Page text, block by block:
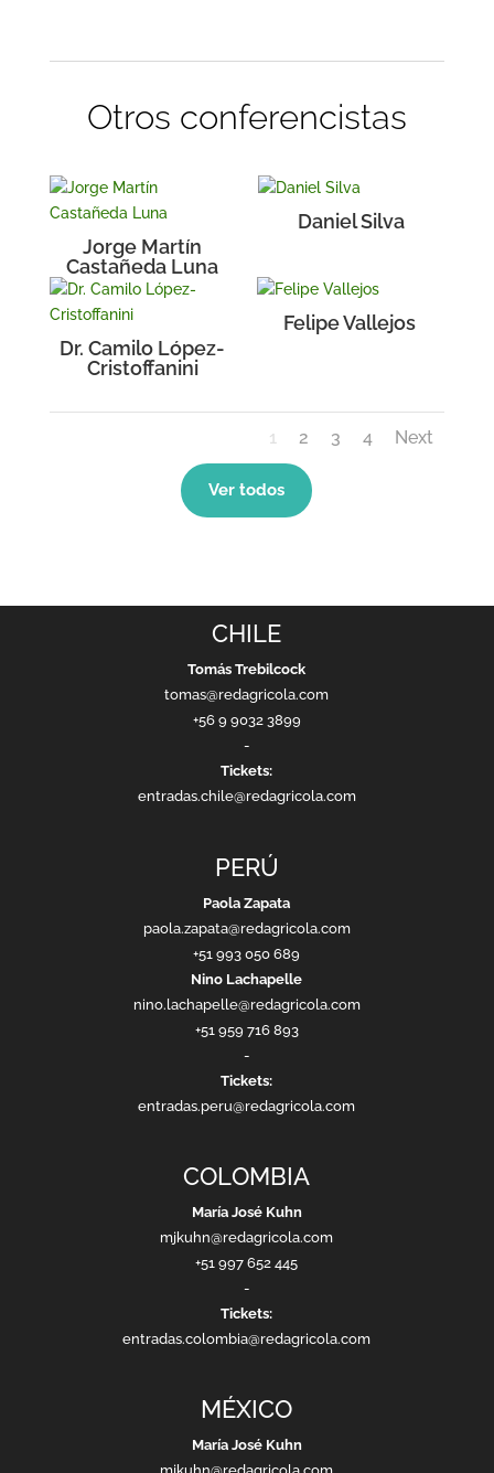
Otros conferencistas
Jorge Martín
Castañeda Luna
Daniel Silva
Dr. Camilo López-
Cristoffanini
Felipe Vallejos
1 2 3 4 Next
Ver todos
CHILE
Tomás Trebilcock
tomas@redagricola.com
+56 9 9032 3899
-
Tickets:
entradas.chile@redagricola.com
PERÚ
Paola Zapata
paola.zapata@redagricola.com
+51 993 050 689
Nino Lachapelle
nino.lachapelle@redagricola.com
+51 959 716 893
-
Tickets:
entradas.peru@redagricola.com
COLOMBIA
María José Kuhn
mjkuhn@redagricola.com
+51 997 652 445
-
Tickets:
entradas.colombia@redagricola.com
MÉXICO
María José Kuhn